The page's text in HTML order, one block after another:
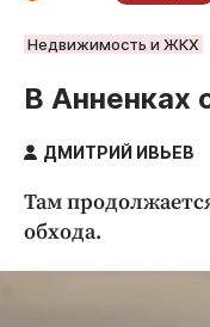
РУБРИКИ
Статьи
Авто и
Недвижимость и ЖКХ
В Анненках
ДМИТРИЙ ИВЬЕВ
Там
обхода.